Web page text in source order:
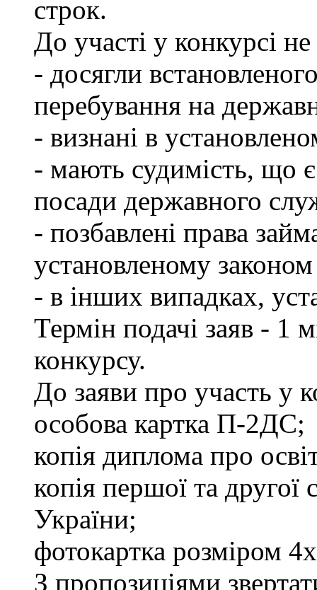
строк.
До участі у конкурсі
- досягли
перебування на
- визнані в
- мають судимість, що
посади державного
- позбавлені права
установленому
- в інших випадках,
Термін подачі заяв - 1
конкурсу.
До заяви про участь у
особова картка П-2ДС;
копія диплома про
копія першої та другої
України;
фотокартка розміром
З пропозиціями